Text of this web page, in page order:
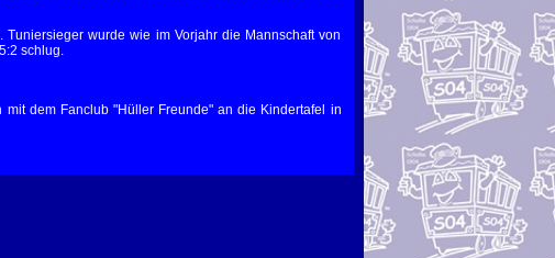
wurde wie im Vorjahr die Mannschaft von
schlug.
dem Fanclub "Hüller Freunde" an die Kindertafel in